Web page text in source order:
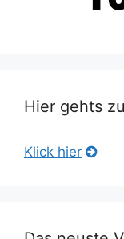
Hier gehts
Klick hier